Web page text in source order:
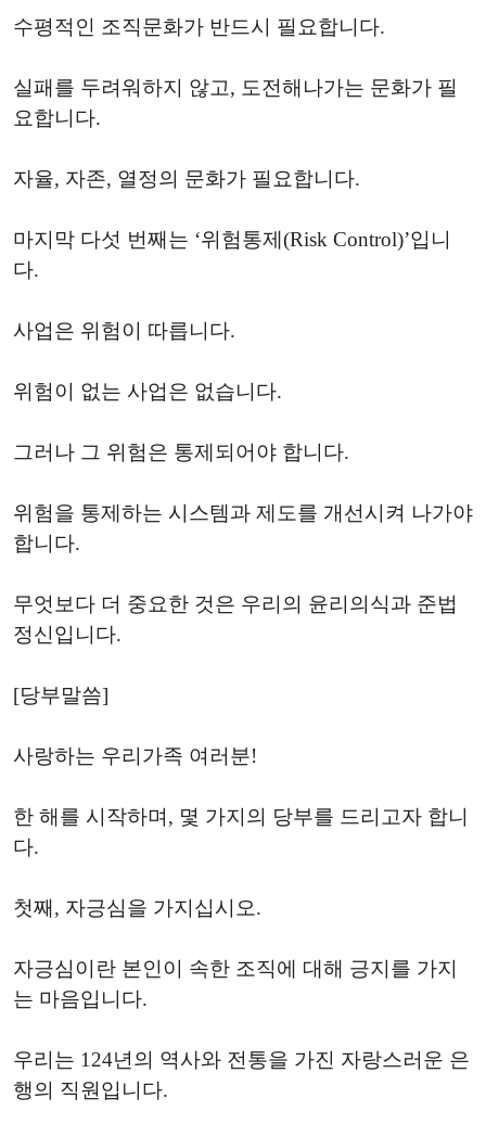
수평적인 조직문화가 반드시 필요합니다.
실패를 두려워하지 않고, 도전해나가는 문화가 필
요합니다.
자율, 자존, 열정의 문화가 필요합니다.
마지막 다섯 번째는 ‘위험통제(Risk Control)’입니
다.
사업은 위험이 따릅니다.
위험이 없는 사업은 없습니다.
그러나 그 위험은 통제되어야 합니다.
위험을 통제하는 시스템과 제도를 개선시켜 나가야
합니다.
무엇보다 더 중요한 것은 우리의 윤리의식과 준법
정신입니다.
[당부말씀]
사랑하는 우리가족 여러분!
한 해를 시작하며, 몇 가지의 당부를 드리고자 합니
다.
첫째, 자긍심을 가지십시오.
자긍심이란 본인이 속한 조직에 대해 긍지를 가지
는 마음입니다.
우리는 124년의 역사와 전통을 가진 자랑스러운 은
행의 직원입니다.